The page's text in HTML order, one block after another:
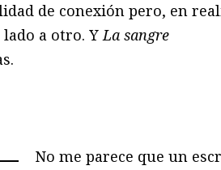
de conexión pero, en
lado a otro. YLa sangre
No me parece que un